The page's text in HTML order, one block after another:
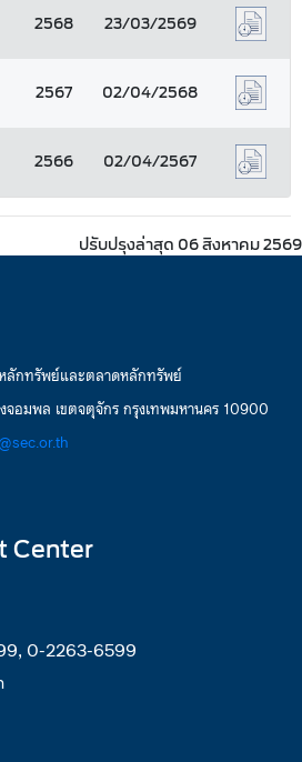
2568 23/03/2569
2567 02/04/2568
2566 02/04/2567
ปรับปรุงล่าสุด 06 สิงหาคม 2569
ลักทรัพย์และตลาดหลักทรัพย์
อมพล เขตจตุจักร กรุงเทพมหานคร 10900
Center
0-2263-6599